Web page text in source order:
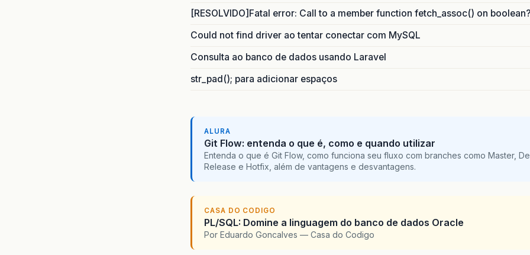
[RESOLVIDO]Fatal error: Call to a member function fetch_assoc() on boolean?
Could not find driver ao tentar conectar com MySQL
Consulta ao banco de dados usando Laravel
str_pad(); para adicionar espaços
ALURA
Git Flow: entenda o que é, como e quando utilizar
Entenda o que é Git Flow, como funciona seu fluxo com branches como Master,
Release e Hotfix, além de vantagens e desvantagens.
CASA DO CODIGO
PL/SQL: Domine a linguagem do banco de dados Oracle
Por Eduardo Goncalves — Casa do Codigo